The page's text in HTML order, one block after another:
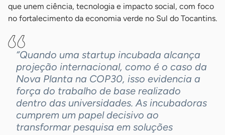
que unem ciência, tecnologia e impacto social, com foco
no fortalecimento da economia verde no Sul do Tocantins.
“Quando uma startup incubada alcança
projeção internacional, como é o caso da
Nova Planta na COP30, isso evidencia a
força do trabalho de base realizado
dentro das universidades. As incubadoras
cumprem um papel decisivo ao
transformar pesquisa em soluções